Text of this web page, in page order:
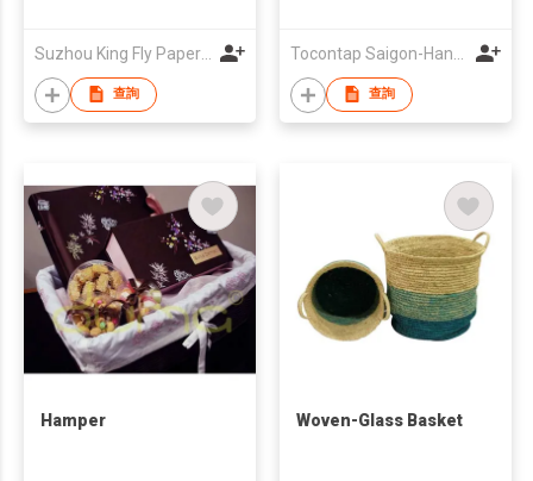
Suzhou King Fly Paper Products & Technology Co., Limited
查詢 查詢
Hamper Woven-Glass Basket